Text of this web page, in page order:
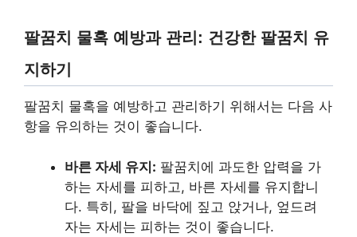
팔꿈치 물혹 예방과 관리: 건강한 팔꿈치 유
지하기
팔꿈치 물혹을 예방하고 관리하기 위해서는 다음 사
항을 유의하는 것이 좋습니다.
바른 자세 유지: 팔꿈치에 과도한 압력을 가
하는 자세를 피하고, 바른 자세를 유지합니
다. 특히, 팔을 바닥에 짚고 앉거나, 엎드려
자는 자세는 피하는 것이 좋습니다.